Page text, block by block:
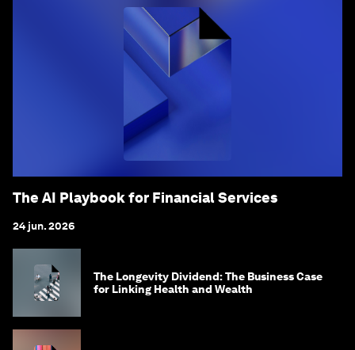
The AI Playbook for Financial Services
24 jun. 2026
The Longevity Dividend: The Business Case
for Linking Health and Wealth